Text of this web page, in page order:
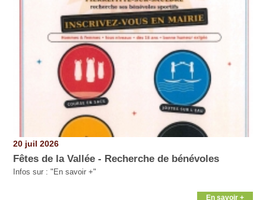
20 juil 2026
Fêtes de la Vallée - Recherche de bénévoles
Infos sur : "En savoir +"
En savoir +